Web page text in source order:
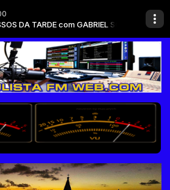
TARDE com GABRIEL SOUZA
- Dona da minha cabeça